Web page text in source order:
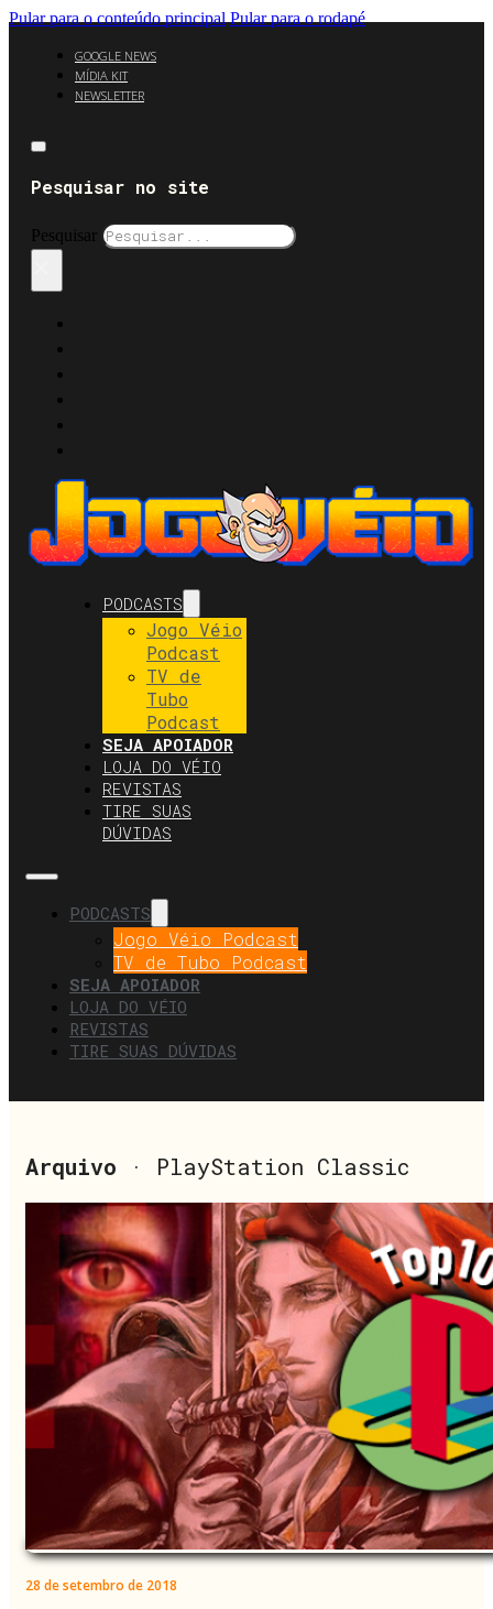
Pular para o conteúdo principal Pular para o rodapé
GOOGLE NEWS
MÍDIA KIT
NEWSLETTER
Pesquisar no site
Pesquisar
PODCASTS
Jogo Véio
Podcast
TV de
Tubo
Podcast
SEJA APOIADOR
LOJA DO VÉIO
REVISTAS
TIRE SUAS
DÚVIDAS
PODCASTS
Jogo Véio Podcast
TV de Tubo Podcast
SEJA APOIADOR
LOJA DO VÉIO
REVISTAS
TIRE SUAS DÚVIDAS
Arquivo · PlayStation Classic
28 de setembro de 2018